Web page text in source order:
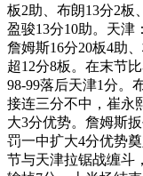
板2助、布朗13分2板
盈骏13分10助。天津
詹姆斯16分20板4助
超12分8板。在末节
98-99落后天津1分。
接连三分不中，崔永
大3分优势。詹姆斯
罚一中扩大4分优势
节与天津拉锯战缠斗